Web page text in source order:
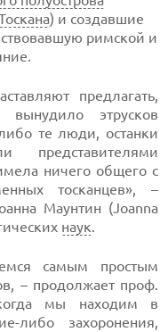
) и создавшие
римской и
предлагать,
этрусков
те люди, останки
представителями
ничего общего с
тосканцев», –
Маунтин (Joanna
наук.
самым простым
– продолжает проф.
мы находим в
либо захоронения,